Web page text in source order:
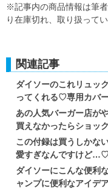
※記事内の商品情報は筆
り在庫切れ、取り扱って
関連記事
ダイソーのこれリュッ
ってくれる♡専用カバ
あの人気バーガー店が
買えなかったらショッ
この付録は買うしかな
愛すぎなんですけど…♡
ダイソーにこんな便利
ャンプに便利なアイデ